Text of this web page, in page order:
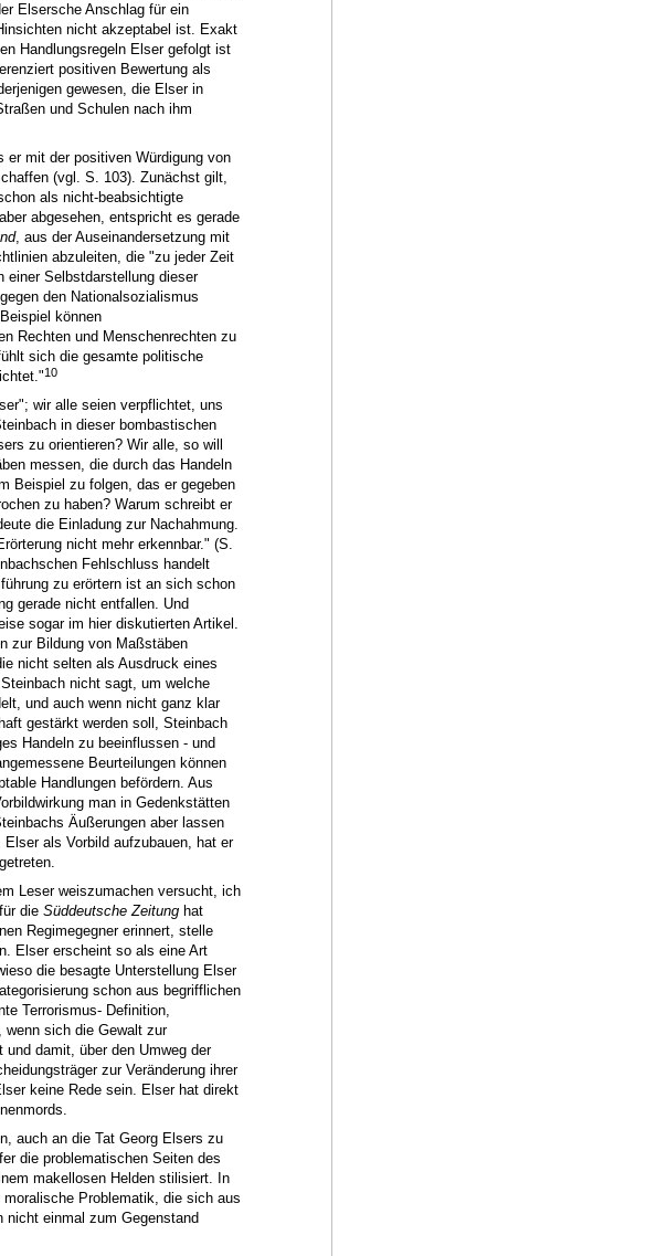
Elsersche Anschlag für ein
nicht akzeptabel ist. Exakt
Handlungsregeln Elser gefolgt ist
positiven Bewertung als
gewesen, die Elser in
und Schulen nach ihm
mit der positiven Würdigung von
(vgl. S. 103). Zunächst gilt,
als nicht-beabsichtigte
abgesehen, entspricht es gerade
, aus der Auseinandersetzung mit
abzuleiten, die "zu jeder Zeit
einer Selbstdarstellung dieser
den Nationalsozialismus
können
Rechten und Menschenrechten zu
sich die gesamte politische
10
wir alle seien verpflichtet, uns
in dieser bombastischen
zu orientieren? Wir alle, so will
messen, die durch das Handeln
Beispiel zu folgen, das er gegeben
zu haben? Warum schreibt er
die Einladung zur Nachahmung.
nicht mehr erkennbar." (S.
Fehlschluss handelt
zu erörtern ist an sich schon
gerade nicht entfallen. Und
sogar im hier diskutierten Artikel.
zur Bildung von Maßstäben
nicht selten als Ausdruck eines
nicht sagt, um welche
und auch wenn nicht ganz klar
gestärkt werden soll, Steinbach
Handeln zu beeinflussen - und
Beurteilungen können
Handlungen befördern. Aus
man in Gedenkstätten
Äußerungen aber lassen
als Vorbild aufzubauen, hat er
Leser weiszumachen versucht, ich
die Süddeutsche Zeitunghat
Regimegegner erinnert, stelle
Elser erscheint so als eine Art
die besagte Unterstellung Elser
schon aus begrifflichen
Terrorismus- Definition,
wenn sich die Gewalt zur
damit, über den Umweg der
zur Veränderung ihrer
keine Rede sein. Elser hat direkt
auch an die Tat Georg Elsers zu
die problematischen Seiten des
makellosen Helden stilisiert. In
Problematik, die sich aus
nicht einmal zum Gegenstand